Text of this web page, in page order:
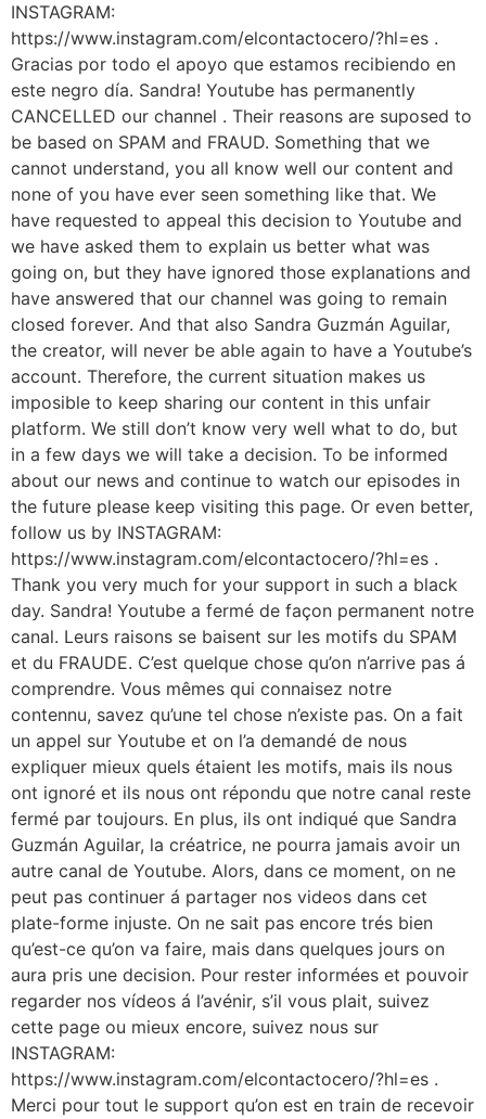
INSTAGRAM:
https://www.instagram.com/elcontactocero/?hl=es .
Gracias por todo el apoyo que estamos recibiendo en
este negro día. Sandra! Youtube has permanently
CANCELLED our channel . Their reasons are suposed to
be based on SPAM and FRAUD. Something that we
cannot understand, you all know well our content and
none of you have ever seen something like that. We
have requested to appeal this decision to Youtube and
we have asked them to explain us better what was
going on, but they have ignored those explanations and
have answered that our channel was going to remain
closed forever. And that also Sandra Guzmán Aguilar,
the creator, will never be able again to have a Youtube’s
account. Therefore, the current situation makes us
imposible to keep sharing our content in this unfair
platform. We still don’t know very well what to do, but
in a few days we will take a decision. To be informed
about our news and continue to watch our episodes in
the future please keep visiting this page. Or even better,
follow us by INSTAGRAM:
https://www.instagram.com/elcontactocero/?hl=es .
Thank you very much for your support in such a black
day. Sandra! Youtube a fermé de façon permanent notre
canal. Leurs raisons se baisent sur les motifs du SPAM
et du FRAUDE. C’est quelque chose qu’on n’arrive pas á
comprendre. Vous mêmes qui connaisez notre
contennu, savez qu’une tel chose n’existe pas. On a fait
un appel sur Youtube et on l’a demandé de nous
expliquer mieux quels étaient les motifs, mais ils nous
ont ignoré et ils nous ont répondu que notre canal reste
fermé par toujours. En plus, ils ont indiqué que Sandra
Guzmán Aguilar, la créatrice, ne pourra jamais avoir un
autre canal de Youtube. Alors, dans ce moment, on ne
peut pas continuer á partager nos videos dans cet
plate-forme injuste. On ne sait pas encore trés bien
qu’est-ce qu’on va faire, mais dans quelques jours on
aura pris une decision. Pour rester informées et pouvoir
regarder nos vídeos á l’avénir, s’il vous plait, suivez
cette page ou mieux encore, suivez nous sur
INSTAGRAM:
https://www.instagram.com/elcontactocero/?hl=es .
Merci pour tout le support qu’on est en train de recevoir